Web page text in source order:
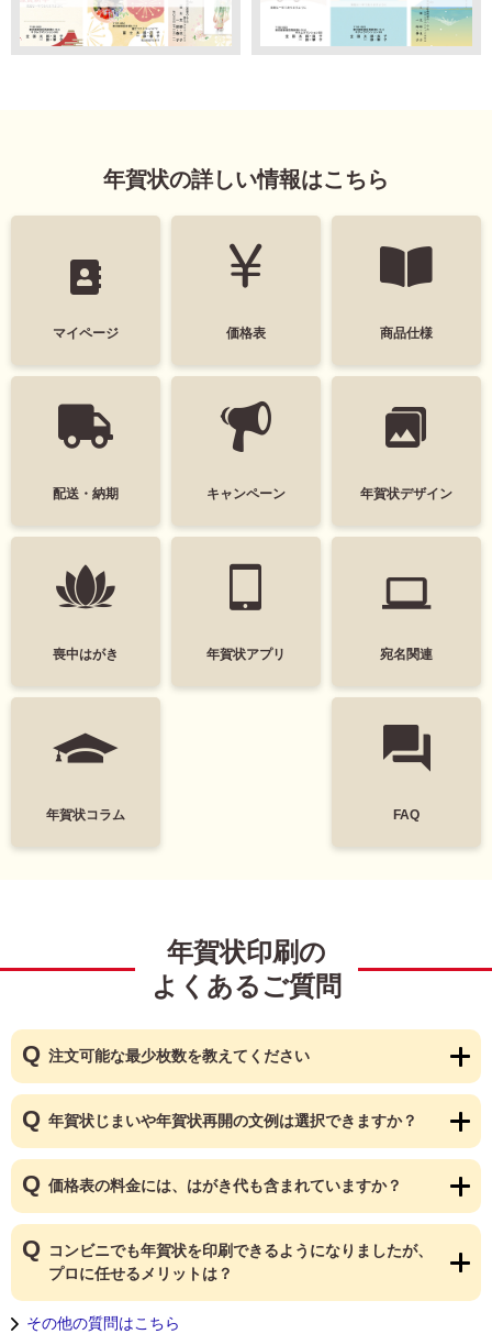
年賀状の詳しい情報はこちら
マイページ 価格表 商品仕様
配送・納期 キャンペーン 年賀状デザイン
喪中はがき 年賀状アプリ 宛名関連
年賀状コラム FAQ
年賀状印刷の
よくあるご質問
注文可能な最少枚数を教えてください
年賀状じまいや年賀状再開の文例は選択できますか？
価格表の料金には、はがき代も含まれていますか？
コンビニでも年賀状を印刷できるようになりましたが、
プロに任せるメリットは？
その他の質問はこちら